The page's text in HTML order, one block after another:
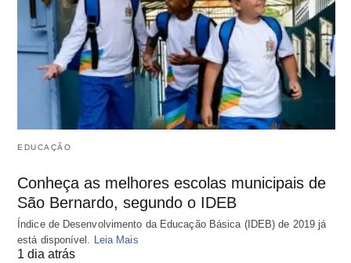
EDUCAÇÃO
Conheça as melhores escolas municipais de
São Bernardo, segundo o IDEB
Índice de Desenvolvimento da Educação Básica (IDEB) de 2019 já
está disponível.
Leia Mais
1 dia atrás